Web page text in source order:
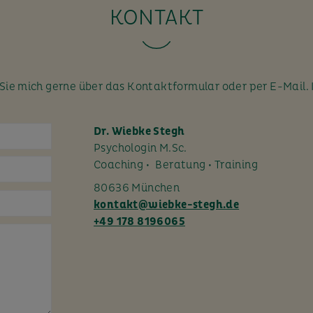
KONTAKT
mich gerne über das Kontaktformular oder per E-Mail.
Dr. Wiebke Stegh
Psychologin M.Sc.
Coaching • Beratung • Training
80636 München
kontakt@wiebke-stegh.de
+49 178 8196065